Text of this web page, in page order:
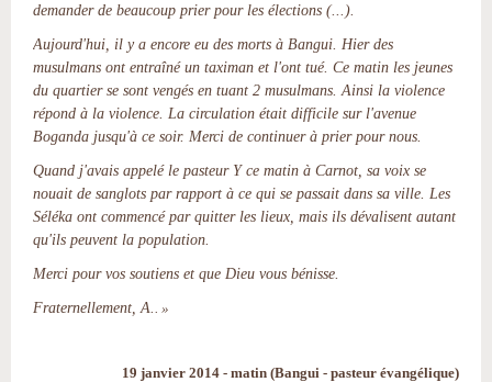
demander de beaucoup prier pour les élections (...).
Aujourd'hui, il y a encore eu des morts à Bangui. Hier des
musulmans ont entraîné un taximan et l'ont tué. Ce matin les jeunes
du quartier se sont vengés en tuant 2 musulmans. Ainsi la violence
répond à la violence. La circulation était difficile sur l'avenue
Boganda jusqu'à ce soir. Merci de continuer à prier pour nous.
Quand j'avais appelé le pasteur Y ce matin à Carnot, sa voix se
nouait de sanglots par rapport à ce qui se passait dans sa ville. Les
Séléka ont commencé par quitter les lieux, mais ils dévalisent autant
qu'ils peuvent la population.
Merci pour vos soutiens et que Dieu vous bénisse.
Fraternellement, A. . »
19 janvier 2014 - matin (Bangui - pasteur évangélique)